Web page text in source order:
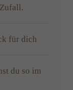
für dich
du so im